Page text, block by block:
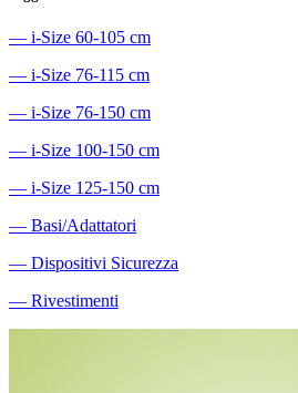
― i-Size 60-105 cm
― i-Size 76-115 cm
― i-Size 76-150 cm
― i-Size 100-150 cm
― i-Size 125-150 cm
― Basi/Adattatori
― Dispositivi Sicurezza
― Rivestimenti